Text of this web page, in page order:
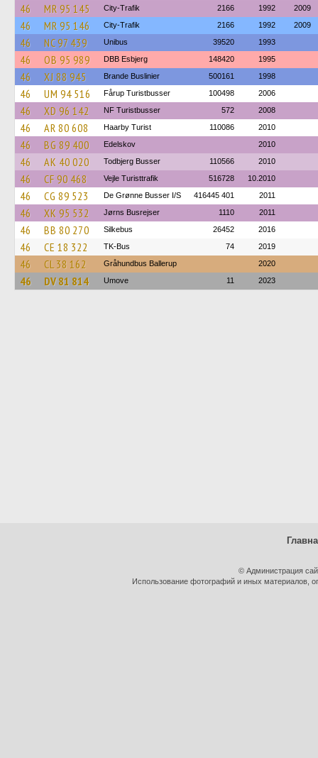
46 MR 95 145 City-Trafik 2166 1992 2009
46 MR 95 146 City-Trafik 2166 1992 2009
46 NC 97 439 Unibus 39520 1993
46 OB 95 989 DBB Esbjerg 148420 1995
46 XJ 88 945 Brande Buslinier 500161 1998
46 UM 94 516 Fårup Turistbusser 100498 2006
46 XD 96 142 NF Turistbusser 572 2008
46 AR 80 608 Haarby Turist 110086 2010
46 BG 89 400 Edelskov 2010
46 AK 40 020 Todbjerg Busser 110566 2010
46 CF 90 468 Vejle Turisttrafik 516728 10.2010
46 CG 89 523 De Grønne Busser I/S 416445 401 2011
46 XK 95 532 Jørns Busrejser 1110 2011
46 BB 80 270 Silkebus 26452 2016
46 CE 18 322 TK-Bus 74 2019
46 CL 38 162 Gråhundbus Ballerup 2020
46 DV 81 814 Umove 11 2023
© Администрация
Использование фотографий и иных материалов,